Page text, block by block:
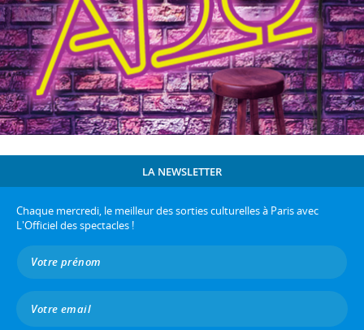
LA NEWSLETTER
Chaque mercredi, le meilleur des sorties culturelles à Paris avec
L'Officiel des spectacles !